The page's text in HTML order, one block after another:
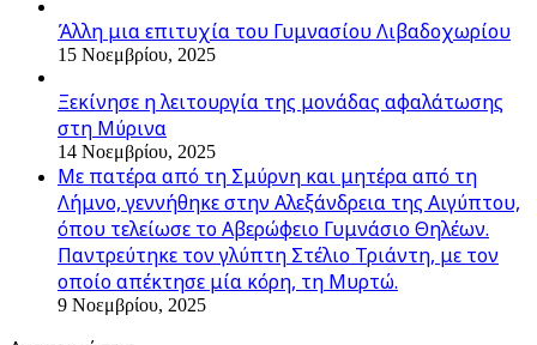
Άλλη μια επιτυχία του Γυμνασίου Λιβαδοχωρίου
15 Νοεμβρίου, 2025
Ξεκίνησε η λειτουργία της μονάδας αφαλάτωσης
στη Μύρινα
14 Νοεμβρίου, 2025
Με πατέρα από τη Σμύρνη και μητέρα από τη
Λήμνο, γεννήθηκε στην Αλεξάνδρεια της Αιγύπτου,
όπου τελείωσε το Αβερώφειο Γυμνάσιο Θηλέων.
Παντρεύτηκε τον γλύπτη Στέλιο Τριάντη, με τον
οποίο απέκτησε μία κόρη, τη Μυρτώ.
9 Νοεμβρίου, 2025